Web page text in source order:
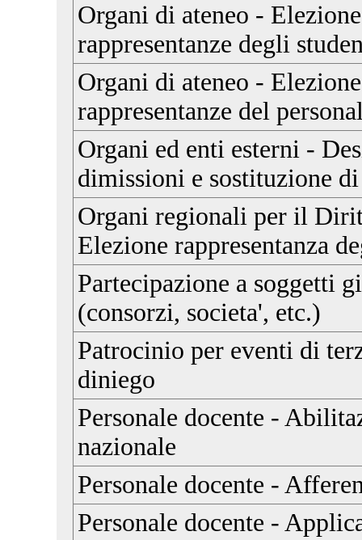
Organi di ateneo -
rappresentanze degli
Organi di ateneo -
rappresentanze del
Organi ed enti esterni -
dimissioni e sostituzione
Organi regionali per il
Elezione rappresentanza
Partecipazione a soggetti
(consorzi, societa', etc.)
Patrocinio per eventi di
diniego
Personale docente -
nazionale
Personale docente -
Personale docente -